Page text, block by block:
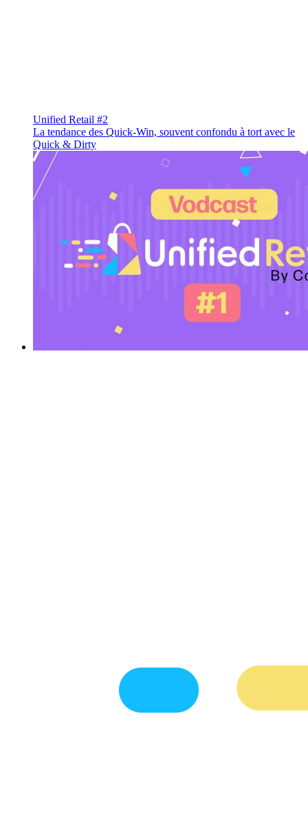
Unified Retail #2
La tendance des Quick-Win, souvent confondu à tort avec le
Quick & Dirty